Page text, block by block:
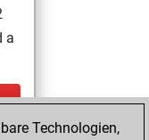
a
Technologien,